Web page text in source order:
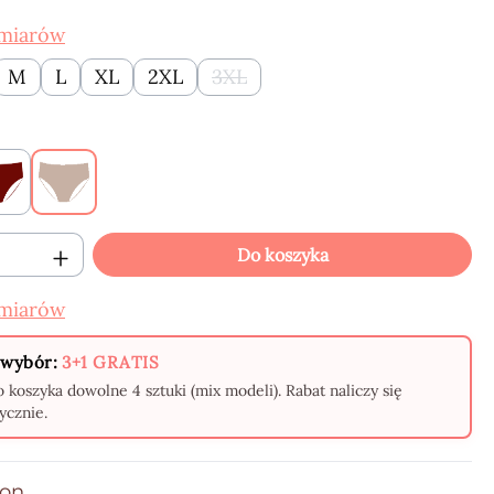
M L XL 2XL 3XL
(Ta opcja jest obecnie
Claret Beige
Wprowadź żądaną ilość lub
Do koszyka
3+1 GRATIS
koszyka dowolne 4 sztuki (mix modeli). Rabat naliczy się